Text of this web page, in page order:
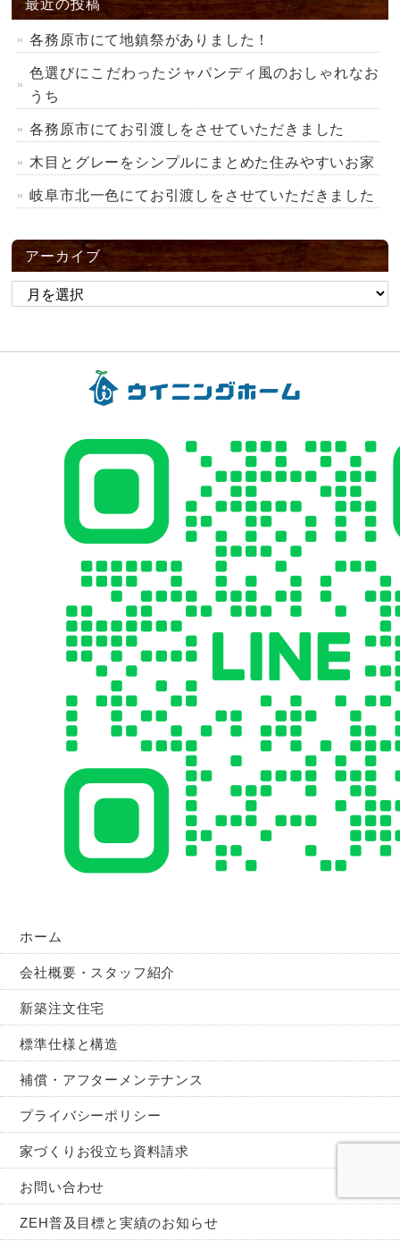
最近の投稿
各務原市にて地鎮祭がありました！
色選びにこだわったジャパンディ風のおしゃれなお
うち
各務原市にてお引渡しをさせていただきました
木目とグレーをシンプルにまとめた住みやすいお家
岐阜市北一色にてお引渡しをさせていただきました
アーカイブ
ホーム
会社概要・スタッフ紹介
新築注文住宅
標準仕様と構造
補償・アフターメンテナンス
プライバシーポリシー
家づくりお役立ち資料請求
お問い合わせ
ZEH普及目標と実績のお知らせ